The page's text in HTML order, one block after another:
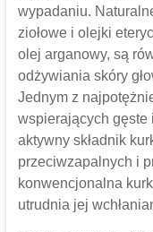
wypadaniu.
ziołowe i olejki
olej arganowy, są
odżywiania skóry
Jednym z
wspierających gęste
aktywny składnik
przeciwzapalnych i
konwencjonalna
utrudnia jej